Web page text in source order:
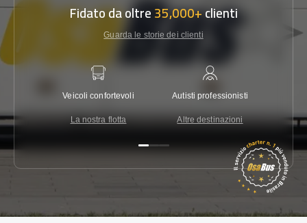
Fidato da oltre35,000+clienti
Guarda le storie dei clienti
Veicoli confortevoli
La nostra flotta
Autisti professionisti
Altre destinazioni